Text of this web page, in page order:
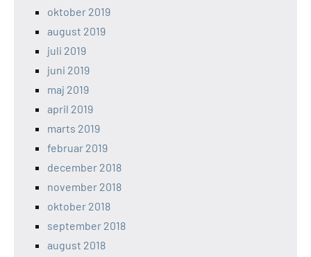
oktober 2019
august 2019
juli 2019
juni 2019
maj 2019
april 2019
marts 2019
februar 2019
december 2018
november 2018
oktober 2018
september 2018
august 2018